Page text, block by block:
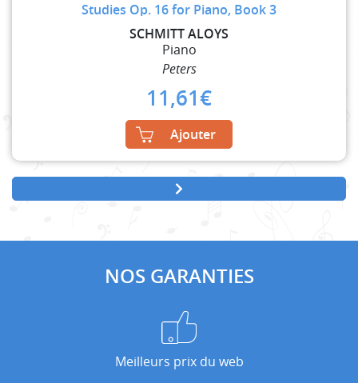
Studies Op. 16 for Piano, Book 3
SCHMITT ALOYS
Piano
Peters
11,61€
Ajouter
NOS GARANTIES
Meilleurs prix du web